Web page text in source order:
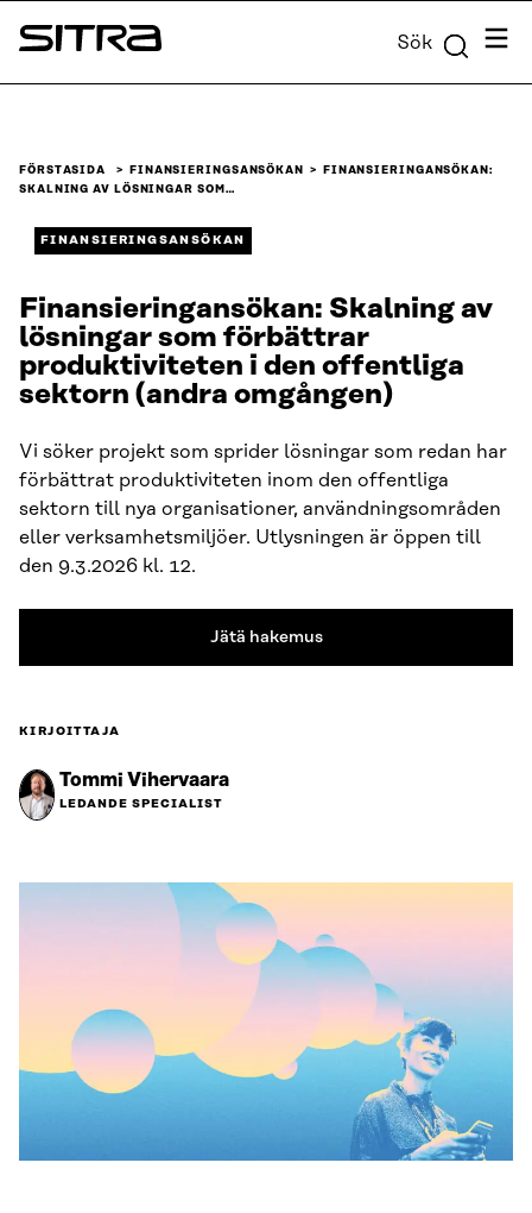
Skip to
content
Sitra Sök Meny
FÖRSTASIDA FINANSIERINGSANSÖKAN
FINANSIERINGANSÖKAN:
SKALNING AV LÖSNINGAR SOM…
FINANSIERINGSANSÖKAN
Finansieringansökan: Skalning av
lösningar som förbättrar
produktiviteten i den offentliga
sektorn (andra omgången)
Vi söker projekt som sprider lösningar som redan har
förbättrat produktiviteten inom den offentliga
sektorn till nya organisationer, användningsområden
eller verksamhetsmiljöer. Utlysningen är öppen till
den 9.3.2026 kl. 12.
Jätä hakemus
KIRJOITTAJA
Tommi Vihervaara
LEDANDE SPECIALIST